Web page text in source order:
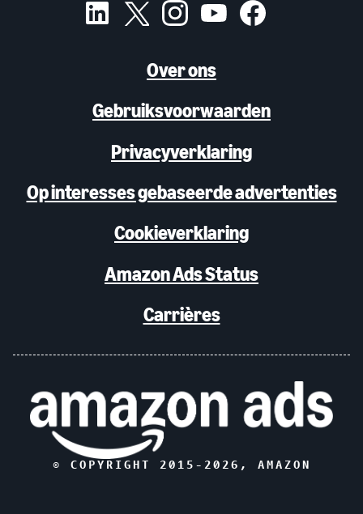
Over ons
Gebruiksvoorwaarden
Privacyverklaring
Op interesses gebaseerde advertenties
Cookieverklaring
Amazon Ads Status
Carrières
© COPYRIGHT 2015- 2026 , AMAZON